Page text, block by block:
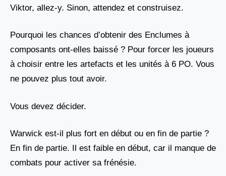
Viktor, allez-y. Sinon, attendez et construisez.
Pourquoi les chances d’obtenir des Enclumes à
composants ont-elles baissé ? Pour forcer les joueurs
à choisir entre les artefacts et les unités à 6 PO. Vous
ne pouvez plus tout avoir.
Vous devez décider.
Warwick est-il plus fort en début ou en fin de partie ?
En fin de partie. Il est faible en début, car il manque de
combats pour activer sa frénésie.